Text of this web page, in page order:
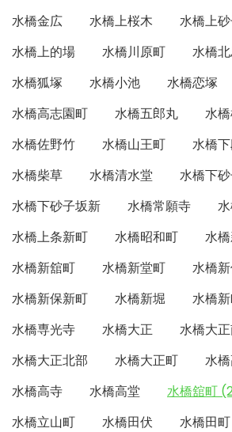
水橋金広
水橋上桜木
水橋上
水橋上的場
水橋川原町
水橋
水橋狐塚
水橋小池 水橋恋塚
水橋高志園町
水橋五郎丸
水
水橋佐野竹
水橋山王町
水橋
水橋柴草
水橋清水堂
水橋下
水橋下砂子坂新
水橋常願寺
水橋上条新町
水橋昭和町
水
水橋新舘町
水橋新堂町
水橋
水橋新保新町
水橋新堀
水橋
水橋専光寺
水橋大正
水橋大
水橋大正北部
水橋大正町
水
水橋高寺
水橋高堂
水橋舘町
水橋立山町
水橋田伏
水橋田町